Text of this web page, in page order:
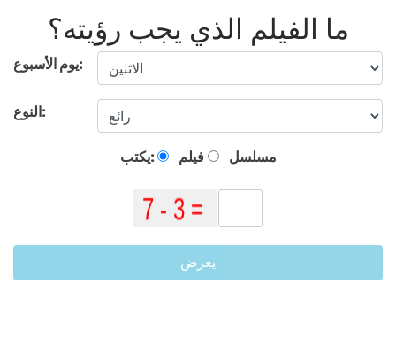
ما الفيلم الذي يجب رؤيته؟
يوم الأسبوع:
النوع:
يكتب: فيلم مسلسل
يعرض